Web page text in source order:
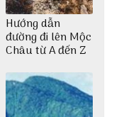
Hướng dẫn
đường đi lên Mộc
Châu từ A đến Z